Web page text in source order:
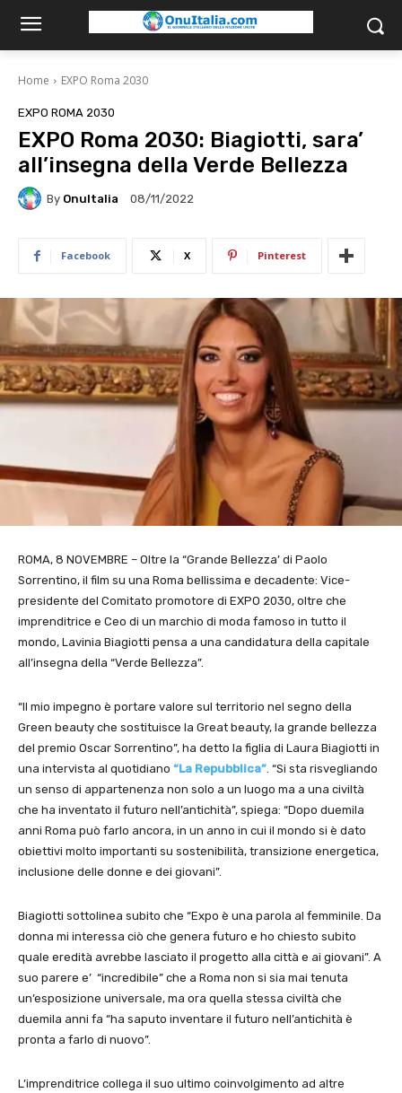
Home EXPO Roma 2030
EXPO ROMA 2030
EXPO Roma 2030: Biagiotti, sara’
all’insegna della Verde Bellezza
By OnuItalia 08/11/2022
Facebook X Pinterest
ROMA, 8 NOVEMBRE – Oltre la “Grande Bellezza’ di Paolo
Sorrentino, il film su una Roma bellissima e decadente: Vice-
presidente del Comitato promotore di EXPO 2030, oltre che
imprenditrice e Ceo di un marchio di moda famoso in tutto il
mondo, Lavinia Biagiotti pensa a una candidatura della capitale
all’insegna della “Verde Bellezza”.
“Il mio impegno è portare valore sul territorio nel segno della
Green beauty che sostituisce la Great beauty, la grande bellezza
del premio Oscar Sorrentino”, ha detto la figlia di Laura Biagiotti in
una intervista al quotidiano “La Repubblica” . “Si sta risvegliando
un senso di appartenenza non solo a un luogo ma a una civiltà
che ha inventato il futuro nell’antichità”, spiega: “Dopo duemila
anni Roma può farlo ancora, in un anno in cui il mondo si è dato
obiettivi molto importanti su sostenibilità, transizione energetica,
inclusione delle donne e dei giovani”.
Biagiotti sottolinea subito che “Expo è una parola al femminile. Da
donna mi interessa ciò che genera futuro e ho chiesto subito
quale eredità avrebbe lasciato il progetto alla città e ai giovani”. A
suo parere e’ “incredibile” che a Roma non si sia mai tenuta
un’esposizione universale, ma ora quella stessa civiltà che
duemila anni fa “ha saputo inventare il futuro nell’antichità è
pronta a farlo di nuovo”.
L’imprenditrice collega il suo ultimo coinvolgimento ad altre